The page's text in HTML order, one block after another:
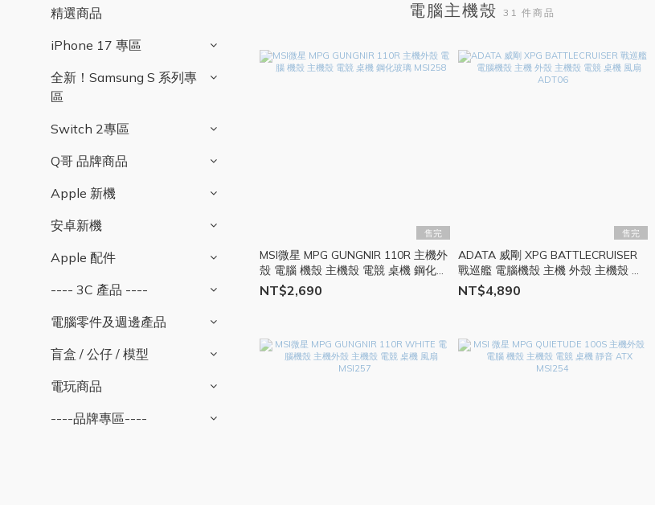
精選商品
iPhone 17 專區
全新！Samsung S 系列專
區
Switch 2專區
Q哥 品牌商品
Apple 新機
安卓新機
Apple 配件
---- 3C 產品 ----
電腦零件及週邊產品
盲盒 / 公仔 / 模型
電玩商品
----品牌專區----
電腦主機殼31 件商品
售完
MSI微星 MPG GUNGNIR 110R 主機外
殼 電腦 機殼 主機殼 電競 桌機 鋼化玻
璃 MSI258
NT$2,690
售完
ADATA 威剛 XPG BATTLECRUISER
戰巡艦 電腦機殼 主機 外殼 主機殼 電
競 桌機 風扇 ADT06
NT$4,890